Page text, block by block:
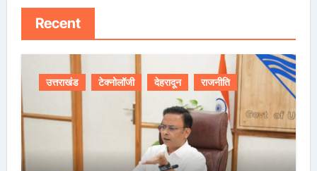
Recent
उत्तराखंड टेक्नोलॉजी देहरादून राजनीति